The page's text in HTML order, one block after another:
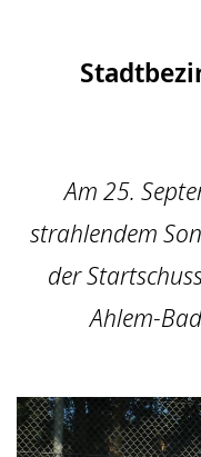
Am 25.
strahlendem
der
Ahlem-